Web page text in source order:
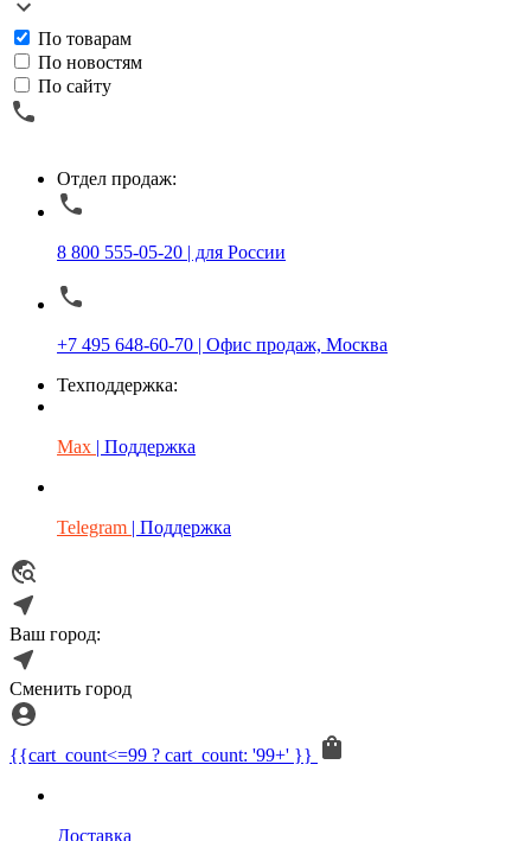
По товарам
По новостям
По сайту
Отдел продаж:
8 800 555-05-20 | для России
+7 495 648-60-70 | Офис продаж, Москва
Техподдержка:
Max | Поддержка
Telegram | Поддержка
Ваш город:
Сменить город
{{cart_count<=99 ? cart_count: '99+' }}
Доставка